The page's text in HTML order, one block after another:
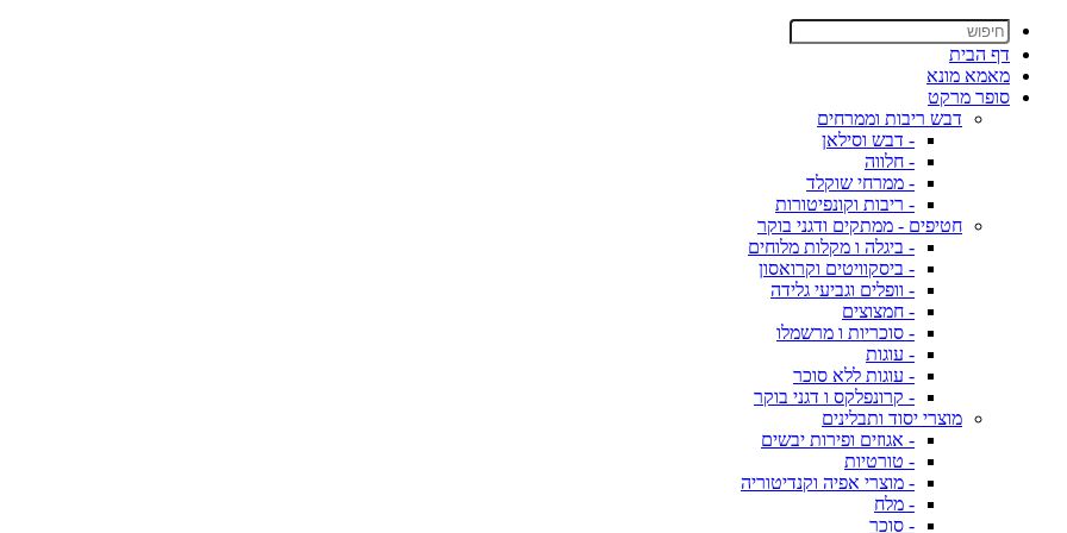
דף הבית
מאמא מונא
סופר מרקט
דבש ריבות וממרחים
- דבש וסילאן
- חלווה
- ממרחי שוקלד
- ריבות וקונפיטורות
חטיפים - ממתקים ודגני בוקר
- ביגלה ו מקלות מלוחים
- ביסקוויטים וקרואסון
- וופלים וגביעי גלידה
- חמצוצים
- סוכריות ו מרשמלו
- עוגות
- עוגות ללא סוכר
- קרונפלקס ו דגני בוקר
מוצרי יסוד ותבלינים
- אגוזים ופירות יבשים
- טורטיות
- מוצרי אפיה וקנדיטוריה
- מלח
- סוכר